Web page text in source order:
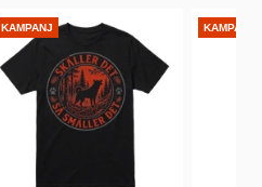
KAMPANJ KAMPANJ